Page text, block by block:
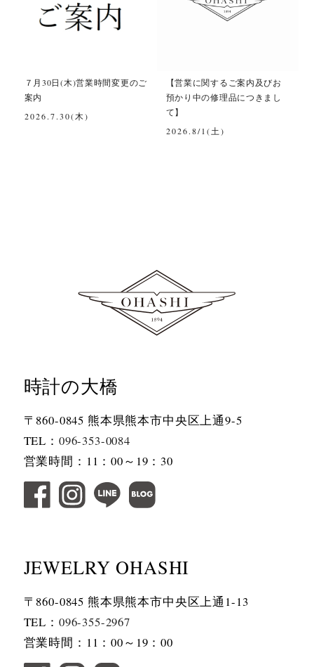
７月30日(木)営業時間変更のご
案内
2026.7.30(木)
【営業に関するご案内及びお
預かり中の修理品につきまし
て】
2026.8/1(土)
時計の大橋
〒860-0845 熊本県熊本市中央区上通9-5
TEL： 096-353-0084
営業時間：11：00～19：30
JEWELRY OHASHI
〒860-0845 熊本県熊本市中央区上通1-13
TEL： 096-355-2967
営業時間：11：00～19：00